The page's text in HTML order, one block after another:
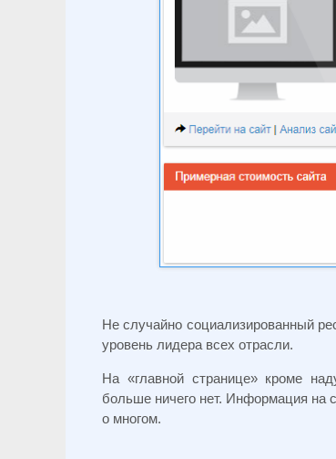
Не случайно социализированный
уровень лидера всех отрасли.
На «главной странице» кроме
больше ничего нет. Информация на
о многом.